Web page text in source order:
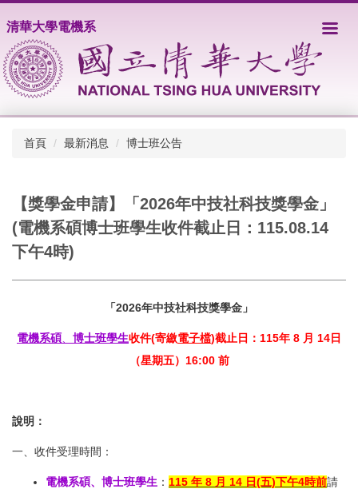
到
主
要
內
容
清華大學電機系
首頁 最新消息 博士班公告
【獎學金申請】「2026年中技社科技獎學金」
(電機系碩博士班學生收件截止日：115.08.14
下午4時)
「2026年中技社科技獎學金」
電機系碩 博士班學生收件(寄繳電子檔)截止日：115年 8 月 14日
（星期五） 16:00 前
說明：
一、收件受理時間：
電機系碩、博士班學生 ： 115 年 8 月 14 日(五)下午4時前請